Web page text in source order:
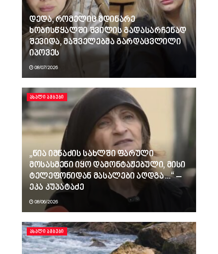
დედა, რომელიც მდინარე
ხობისწყალში შვილის გადასარჩენად
შევიდა, მაშველებმა გარდაცვლილი
იპოვეს
08/07/2026
ᲐᲮᲐᲚᲘ ᲐᲛᲑᲔᲑᲘ
„ნია იმნაძის სახლში ფარული
მოსასმენი იყო დამონტაჟებული, მისი
ტელეფონიდან მასალები აღდგა…“ –
ეკა კუპატაძე
08/06/2026
ᲐᲮᲐᲚᲘ ᲐᲛᲑᲔᲑᲘ